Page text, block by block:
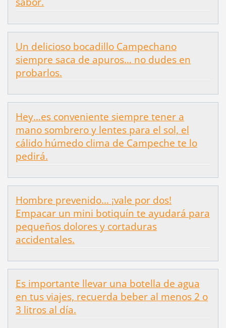
Un delicioso bocadillo Campechano
siempre saca de apuros… no dudes en
probarlos.
Hey…es conveniente siempre tener a
mano sombrero y lentes para el sol, el
cálido húmedo clima de Campeche te lo
pedirá.
Hombre prevenido… ¡vale por dos!
Empacar un mini botiquín te ayudará para
pequeños dolores y cortaduras
accidentales.
Es importante llevar una botella de agua
en tus viajes, recuerda beber al menos 2 o
3 litros al día.